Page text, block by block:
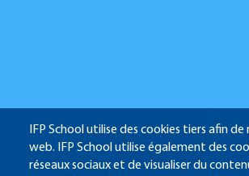
IFP School utilise des cookies tiers afin
web. IFP School utilise également des
réseaux sociaux et de visualiser du